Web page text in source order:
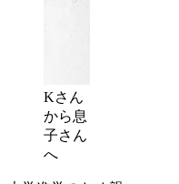
Kさん
から息
子さん
へ